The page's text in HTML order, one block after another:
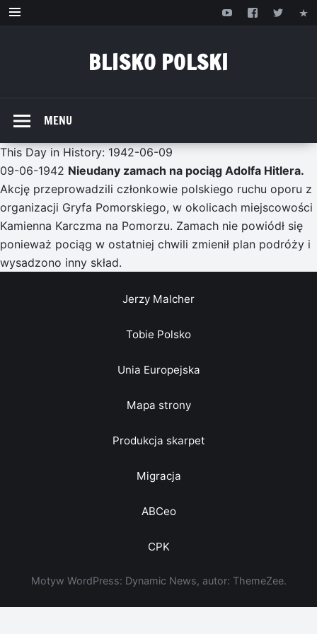
Przejdź
BLISKO POLSKI
MENU
This Day in History: 1942-06-09
09-06-1942 Nieudany zamach na pociąg Adolfa Hitlera.
Akcję przeprowadzili członkowie polskiego ruchu oporu z
organizacji Gryfa Pomorskiego, w okolicach miejscowości
Kamienna Karczma na Pomorzu. Zamach nie powiódł się
ponieważ pociąg w ostatniej chwili zmienił plan podróży i
wysadzono inny skład.
Jerzy Malcher
Tobie Polsko
Unia Europejska
Mapa strony
Produkcja skarpet
Migracja
ABCeo
CPK
Motyw WordPress: Dynamic News, autor: ThemeZee.